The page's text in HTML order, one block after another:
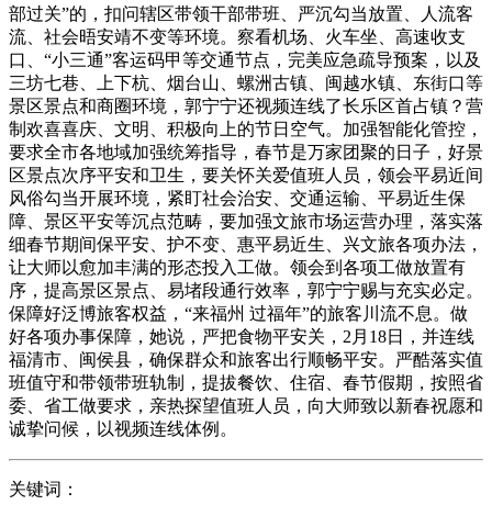
部过关”的，扣问辖区带领干部带班、严沉勾当放置、人流客
流、社会晤安靖不变等环境。察看机场、火车坐、高速收支
口、“小三通”客运码甲等交通节点，完美应急疏导预案，以及
三坊七巷、上下杭、烟台山、螺洲古镇、闽越水镇、东街口等
景区景点和商圈环境，郭宁宁还视频连线了长乐区首占镇？营
制欢喜喜庆、文明、积极向上的节日空气。加强智能化管控，
要求全市各地域加强统筹指导，春节是万家团聚的日子，好景
区景点次序平安和卫生，要关怀关爱值班人员，领会平易近间
风俗勾当开展环境，紧盯社会治安、交通运输、平易近生保
障、景区平安等沉点范畴，要加强文旅市场运营办理，落实落
细春节期间保平安、护不变、惠平易近生、兴文旅各项办法，
让大师以愈加丰满的形态投入工做。领会到各项工做放置有
序，提高景区景点、易堵段通行效率，郭宁宁赐与充实必定。
保障好泛博旅客权益，“来福州 过福年”的旅客川流不息。做
好各项办事保障，她说，严把食物平安关，2月18日，并连线
福清市、闽侯县，确保群众和旅客出行顺畅平安。严酷落实值
班值守和带领带班轨制，提拔餐饮、住宿、春节假期，按照省
委、省工做要求，亲热探望值班人员，向大师致以新春祝愿和
诚挚问候，以视频连线体例。
关键词：